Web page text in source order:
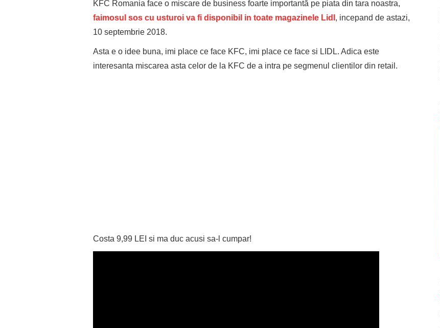
KFC Romania face o miscare de business foarte importantă pe piata din tara noastra,
faimosul sos cu usturoi va fi disponibil in toate magazinele Lidl , incepand de astazi,
10 septembrie 2018.
Asta e o idee buna, imi place ce face KFC, imi place ce face si LIDL. Adica este
interesanta miscarea asta celor de la KFC de a intra pe segmenul clientilor din retail.
Costa 9,99 LEI si ma duc acusi sa-l cumpar!